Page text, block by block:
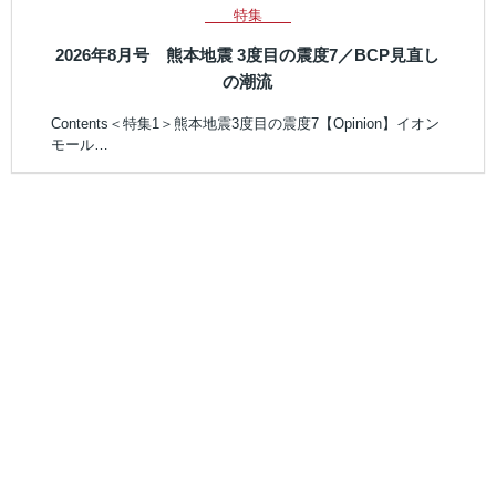
特集
2026年8月号 熊本地震 3度目の震度7／BCP見直し
の潮流
Contents＜特集1＞熊本地震3度目の震度7【Opinion】イオン
モール…